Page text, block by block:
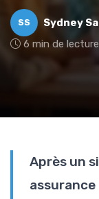
SS Sydney
6 min de lecture
Après un